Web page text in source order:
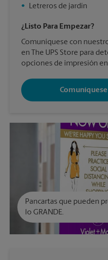
•
Letreros de jardín
¿Listo Para Empezar?
Comuníquese con
en The UPS Store para
opciones de impresión
Pancartas que pueden
lo GRANDE.